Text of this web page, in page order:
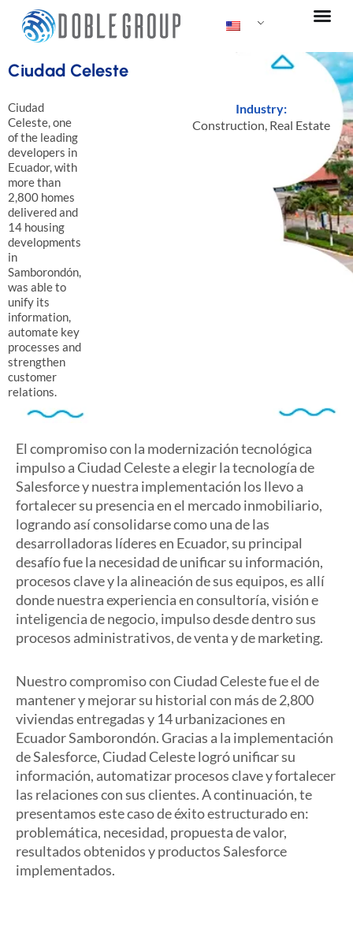
contenido
Ciudad Celeste
Ciudad
Celeste, one
of the leading
developers in
Ecuador, with
more than
2,800 homes
delivered and
14 housing
developments
in
Samborondón,
was able to
unify its
information,
automate key
processes and
strengthen
customer
relations.
Industry:
Construction, Real Estate
El compromiso con la modernización tecnológica
impulso a Ciudad Celeste a elegir la tecnología de
Salesforce y nuestra implementación los llevo a
fortalecer su presencia en el mercado inmobiliario,
logrando así consolidarse como una de las
desarrolladoras líderes en Ecuador, su principal
desafío fue la necesidad de unificar su información,
procesos clave y la alineación de sus equipos, es allí
donde nuestra experiencia en consultoría, visión e
inteligencia de negocio, impulso desde dentro sus
procesos administrativos, de venta y de marketing.
Nuestro compromiso con Ciudad Celeste fue el de
mantener y mejorar su historial con más de 2,800
viviendas entregadas y 14 urbanizaciones en
Ecuador Samborondón. Gracias a la implementación
de Salesforce, Ciudad Celeste logró unificar su
información, automatizar procesos clave y fortalecer
las relaciones con sus clientes. A continuación, te
presentamos este caso de éxito estructurado en:
problemática, necesidad, propuesta de valor,
resultados obtenidos y productos Salesforce
implementados.